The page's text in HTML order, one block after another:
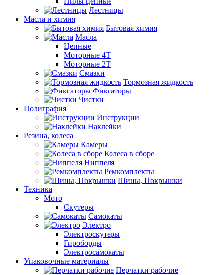
Лестницы
Масла и химия
Бытовая химия
Масла
Цепные
Моторные 4Т
Моторные 2Т
Смазки
Тормозная жидкость
Фиксаторы
Чистки
Полиграфия
Инструкции
Наклейки
Резина, колеса
Камеры
Колеса в сборе
Ниппеля
Ремкомплекты
Шины, Покрышки
Техника
Мото
Скутеры
Самокаты
Электро
Электроскутеры
Гироборды
Электросамокаты
Упаковочные материалы
Перчатки рабочие